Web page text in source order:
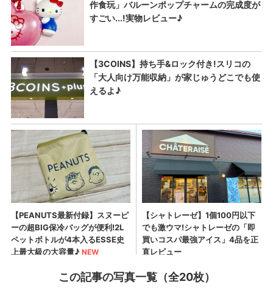
この記事の写真一覧（全20枚）